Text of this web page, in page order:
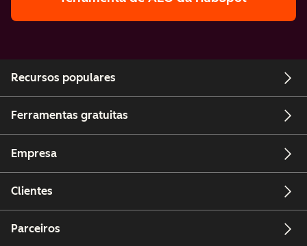
Recursos populares
Ferramentas gratuitas
Empresa
Clientes
Parceiros